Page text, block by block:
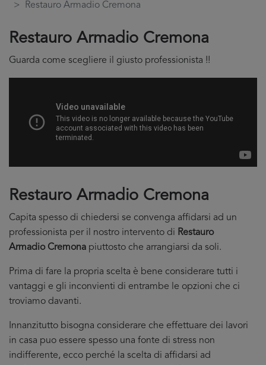
Restauro Armadio Cremona
Restauro Armadio Cremona
Guarda come scegliere il giusto professionista !!
Restauro Armadio Cremona
Capita spesso di chiedersi se convenga affidarsi ad un
professionista per il nostro intervento di Restauro
Armadio Cremona piuttosto che arrangiarsi da soli.
Prima di fare la propria scelta è bene considerare tutti i
vantaggi e gli inconvienti di entrambe le opzioni che ci
troviamo davanti.
Innanzitutto bisogna considerare che effettuare dei lavori
in casa puo essere spesso una fonte di stress non
indifferente, ecco perché la scelta di affidarsi ad